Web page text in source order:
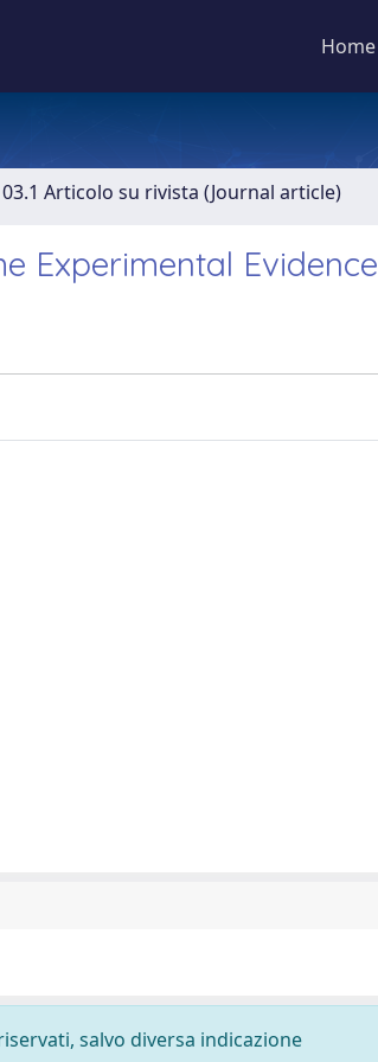
Home
03.1 Articolo su rivista (Journal article)
Experimental Evidence
salvo diversa indicazione